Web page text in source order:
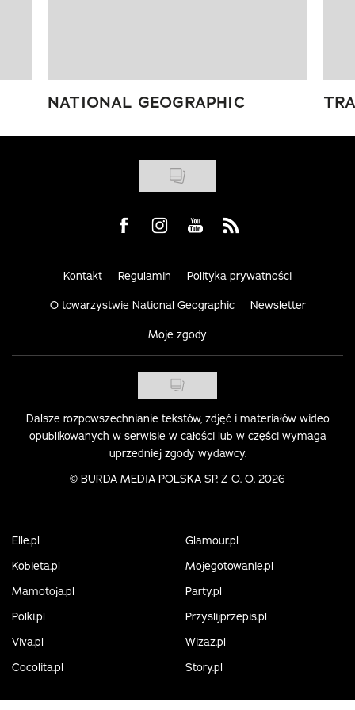
NATIONAL GEOGRAPHIC
Visit us on Facebook
Visit us on Instagram
Visit us on Youtube
Visit us on Rss
Kontakt Regulamin Polityka prywatności
O towarzystwie National Geographic Newsletter
Moje zgody
Dalsze rozpowszechnianie tekstów, zdjęć i materiałów wideo
opublikowanych w serwisie w całości lub w części wymaga
uprzedniej zgody wydawcy.
© BURDA MEDIA POLSKA SP. Z O. O. 2026
Elle.pl
Glamour.pl
Kobieta.pl
Mojegotowanie.pl
Mamotoja.pl
Party.pl
Polki.pl
Przyslijprzepis.pl
Viva.pl
Wizaz.pl
Cocolita.pl
Story.pl